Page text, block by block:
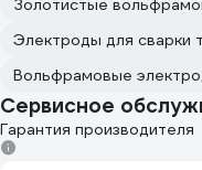
Золотистые
Электроды для сварки
Вольфрамовые
Сервисное
Гарантия производителя